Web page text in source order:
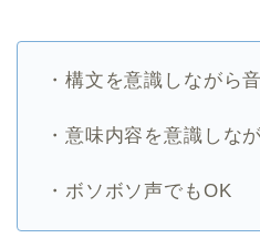
・構文を意識しながら
・意味内容を意識しな
・ボソボソ声でもOK